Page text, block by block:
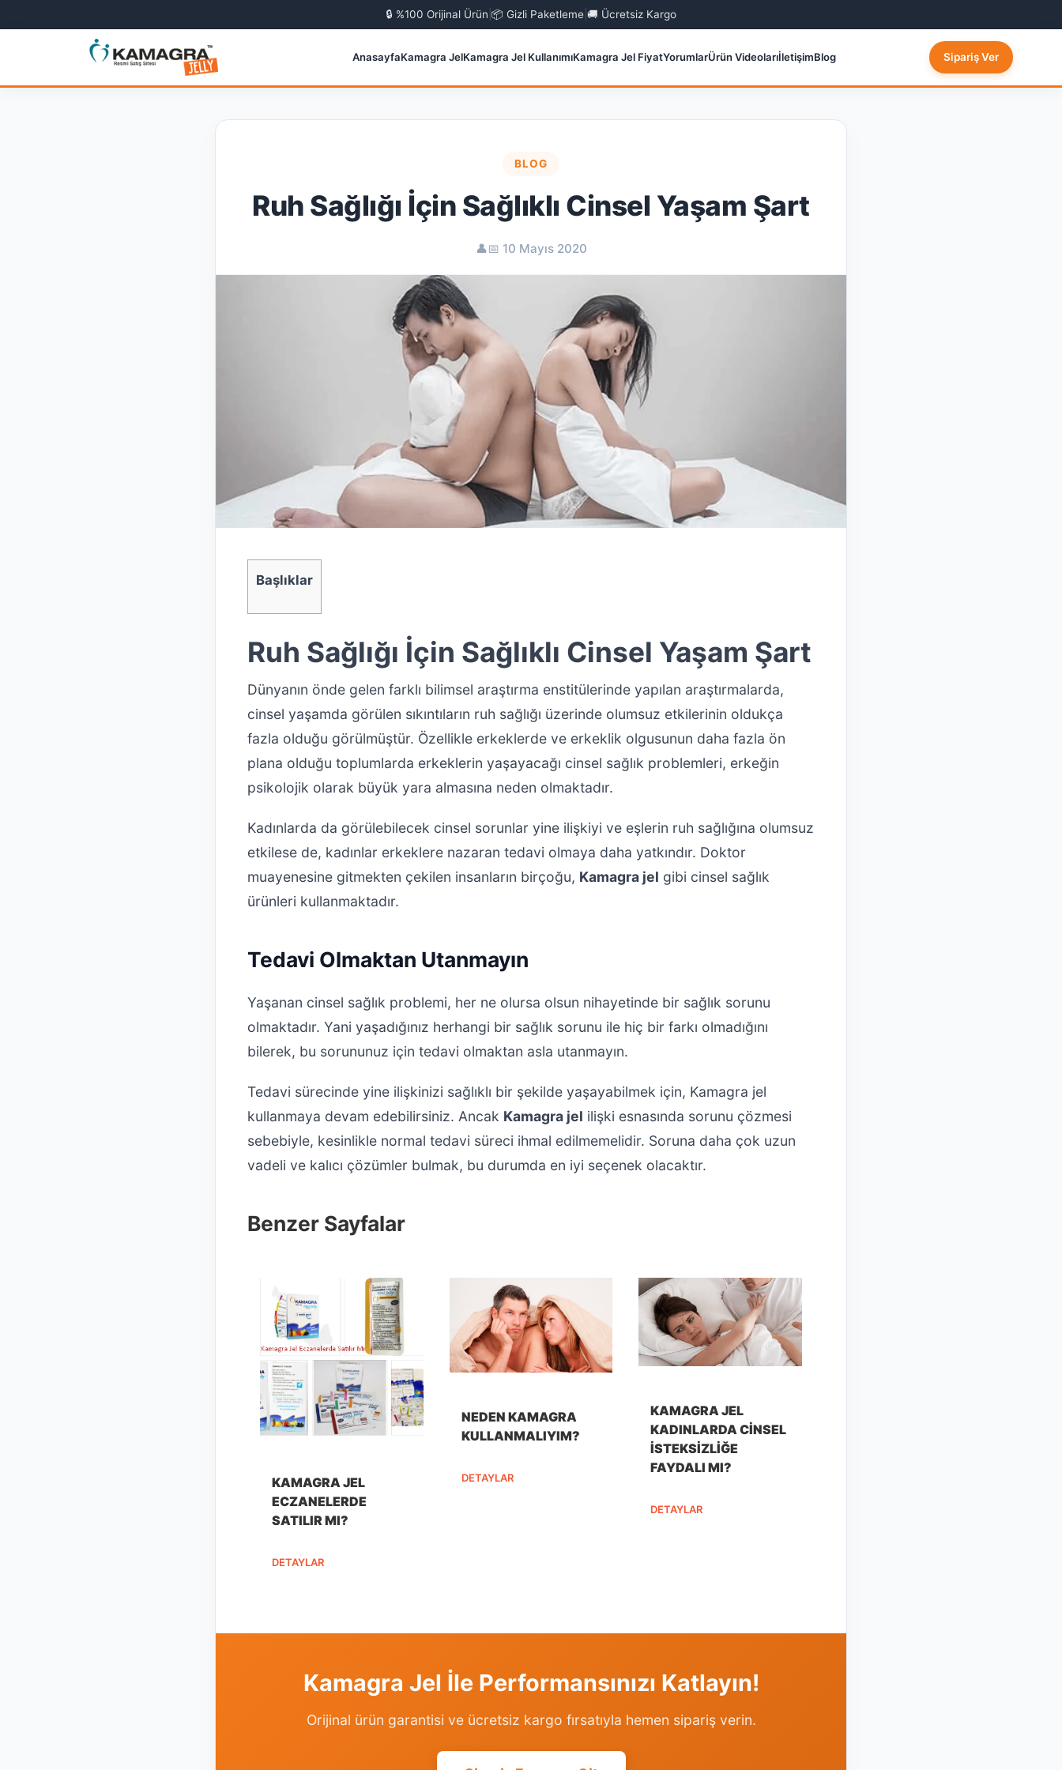
🔒 %100 Orijinal Ürün 📦 Gizli Paketleme 🚚 Ücretsiz Kargo
AnasayfaKamagra JelKamagra Jel KullanımıKamagra Jel FiyatYorumlarÜrün VideolarıİletişimBlog Sipariş Ver
BLOG
Ruh Sağlığı İçin Sağlıklı Cinsel Yaşam Şart
👤📅 10 Mayıs 2020
Başlıklar
Ruh Sağlığı İçin Sağlıklı Cinsel Yaşam Şart
Dünyanın önde gelen farklı bilimsel araştırma enstitülerinde yapılan araştırmalarda,
cinsel yaşamda görülen sıkıntıların ruh sağlığı üzerinde olumsuz etkilerinin oldukça
fazla olduğu görülmüştür. Özellikle erkeklerde ve erkeklik olgusunun daha fazla ön
plana olduğu toplumlarda erkeklerin yaşayacağı cinsel sağlık problemleri, erkeğin
psikolojik olarak büyük yara almasına neden olmaktadır.
Kadınlarda da görülebilecek cinsel sorunlar yine ilişkiyi ve eşlerin ruh sağlığına olumsuz
etkilese de, kadınlar erkeklere nazaran tedavi olmaya daha yatkındır. Doktor
muayenesine gitmekten çekilen insanların birçoğu, Kamagra jel gibi cinsel sağlık
ürünleri kullanmaktadır.
Tedavi Olmaktan Utanmayın
Yaşanan cinsel sağlık problemi, her ne olursa olsun nihayetinde bir sağlık sorunu
olmaktadır. Yani yaşadığınız herhangi bir sağlık sorunu ile hiç bir farkı olmadığını
bilerek, bu sorununuz için tedavi olmaktan asla utanmayın.
Tedavi sürecinde yine ilişkinizi sağlıklı bir şekilde yaşayabilmek için, Kamagra jel
kullanmaya devam edebilirsiniz. Ancak Kamagra jel ilişki esnasında sorunu çözmesi
sebebiyle, kesinlikle normal tedavi süreci ihmal edilmemelidir. Soruna daha çok uzun
vadeli ve kalıcı çözümler bulmak, bu durumda en iyi seçenek olacaktır.
Benzer Sayfalar
KAMAGRA JEL
ECZANELERDE
SATILIR MI?
DETAYLAR
NEDEN KAMAGRA
KULLANMALIYIM?
DETAYLAR
KAMAGRA JEL
KADINLARDA CINSEL
İSTEKSIZLIĞE
FAYDALI MI?
DETAYLAR
Kamagra Jel İle Performansınızı Katlayın!
Orijinal ürün garantisi ve ücretsiz kargo fırsatıyla hemen sipariş verin.